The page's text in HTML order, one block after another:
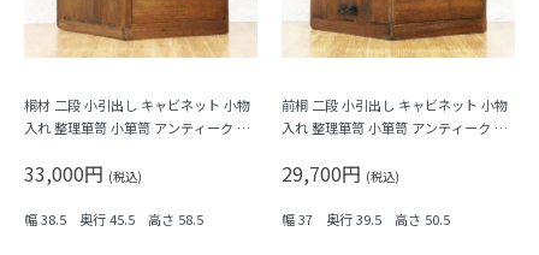
桐材 二段 小引出し キャビネット 小物
入れ 整理箪笥 小箪笥 アンティーク 骨
33,000円 (税込)
幅 38.5 奥行 45.5 高さ 58.5
前桐 二段 小引出し キャビネット 小物
入れ 整理箪笥 小箪笥 アンティーク 骨
29,700円 (税込)
幅 37 奥行 39.5 高さ 50.5